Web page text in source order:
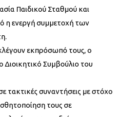
Παιδικού Σταθμού και
η ενεργή συμμετοχή των
εκπρόσωπό τους, ο
Συμβούλιο του
τακτικές συναντήσεις με στόχο
τους σε